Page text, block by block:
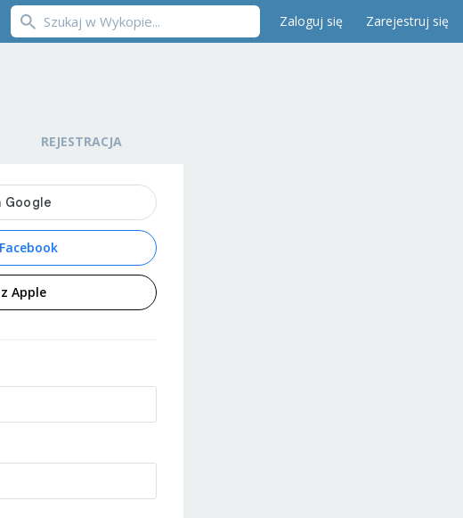
Zaloguj się Zarejestruj się
REJESTRACJA
Apple